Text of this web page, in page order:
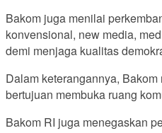
Bakom juga menilai
konvensional, new media,
demi menjaga kualitas
Dalam keterangannya,
bertujuan membuka ruang
Bakom RI juga menegaskan